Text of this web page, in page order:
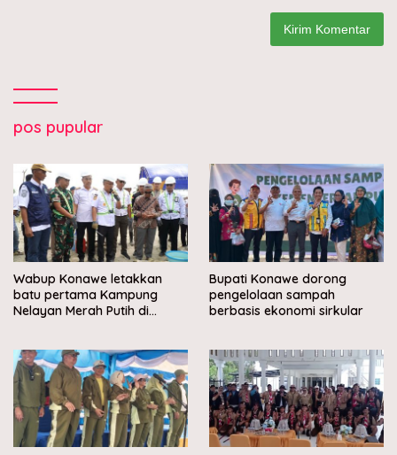
pos pupular
Wabup Konawe letakkan
batu pertama Kampung
Nelayan Merah Putih di
Bupati Konawe dorong
pengelolaan sampah
berbasis ekonomi sirkular